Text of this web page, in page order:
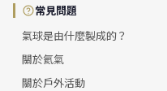
常見問題
氣球是由什麼製成的？
關於氦氣
關於戶外活動